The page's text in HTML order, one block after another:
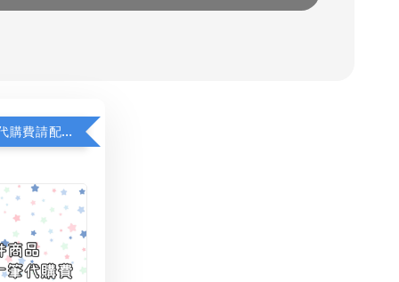
若顯示未含代購費請配對加購(未加購視同無效訂單)